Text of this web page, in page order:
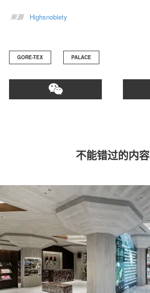
来源 Highsnobiety
GORE-TEX PALACE
不能错过的内容